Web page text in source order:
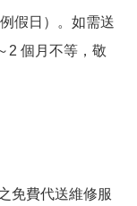
假日）。如需送
2 個月不等，敬
免費代送維修服